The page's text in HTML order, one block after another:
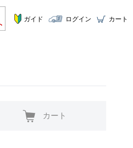
ガイド ログイン カート
カート